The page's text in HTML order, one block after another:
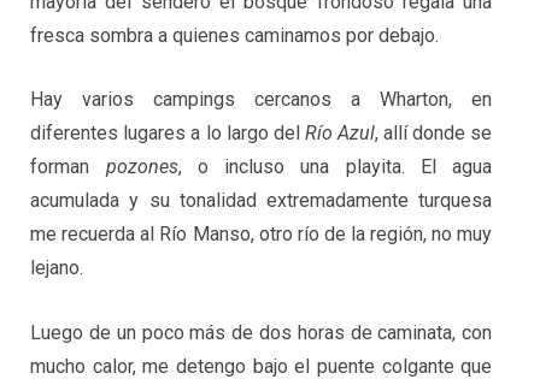
fresca sombra a quienes caminamos por debajo.
Hay varios campings cercanos a Wharton, en
diferentes lugares a lo largo del Río Azul, allí donde se
forman pozones, o incluso una playita. El agua
acumulada y su tonalidad extremadamente turquesa
me recuerda al Río Manso, otro río de la región, no muy
lejano.
Luego de un poco más de dos horas de caminata, con
mucho calor, me detengo bajo el puente colgante que